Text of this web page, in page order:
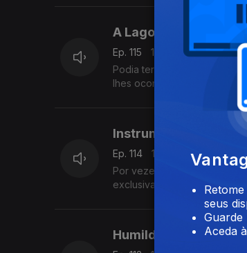
A Lagoa
Ep. 115
18 jun. 2025
Podia ter-lhes passado
lhes ocorresse visitar um
Instrumental
Ep. 114
17 jun. 2025
Por vezes imagino que não
exclusivamente instrumental.
Humilde escritor
seus
Guarde
Aceda